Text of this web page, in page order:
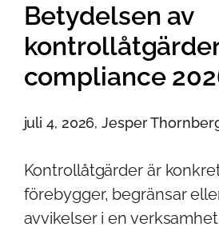
Betydelsen av
compliance
juli 4, 2026, Jesper
Kontrollåtgärder är
förebygger, begränsar
avvikelser i en